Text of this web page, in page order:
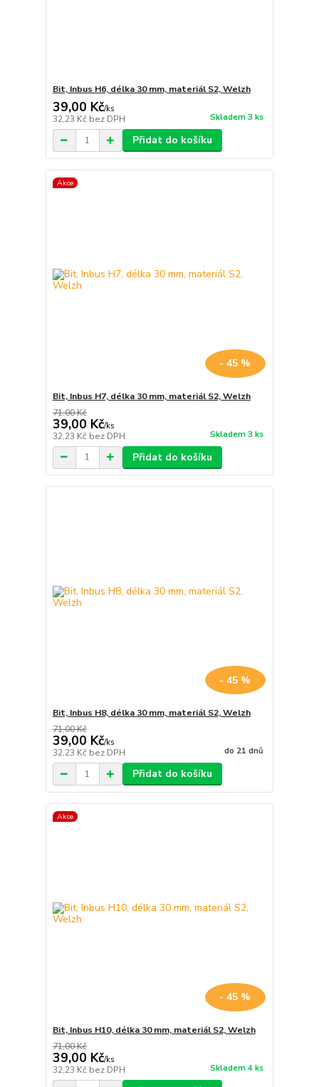
Bit, Inbus H6, délka 30 mm, materiál S2, Welzh
39,00 Kč/ks
32,23 Kč bez DPH Skladem 3 ks
Přidat do košíku
Akce
- 45 %
Bit, Inbus H7, délka 30 mm, materiál S2, Welzh
71,00 Kč
39,00 Kč/ks
32,23 Kč bez DPH Skladem 3 ks
Přidat do košíku
- 45 %
Bit, Inbus H8, délka 30 mm, materiál S2, Welzh
71,00 Kč
39,00 Kč/ks
32,23 Kč bez DPH do 21 dnů
Přidat do košíku
Akce
- 45 %
Bit, Inbus H10, délka 30 mm, materiál S2, Welzh
71,00 Kč
39,00 Kč/ks
32,23 Kč bez DPH Skladem 4 ks